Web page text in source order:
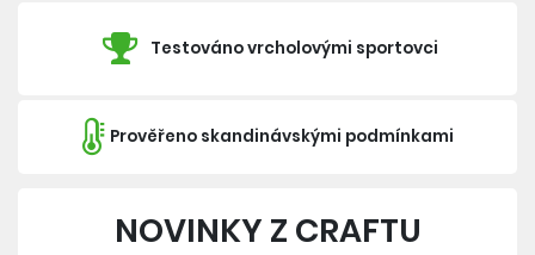
Testováno vrcholovými sportovci
Prověřeno skandinávskými podmínkami
NOVINKY Z CRAFTU